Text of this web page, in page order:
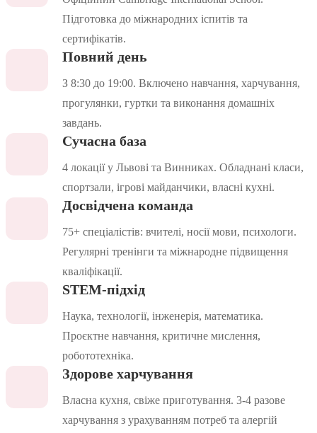
Підготовка до міжнародних іспитів та
сертифікатів.
Повний день
З 8:30 до 19:00. Включено навчання, харчування,
прогулянки, гуртки та виконання домашніх
завдань.
Сучасна база
4 локації у Львові та Винниках. Обладнані класи,
спортзали, ігрові майданчики, власні кухні.
Досвідчена команда
75+ спеціалістів: вчителі, носії мови, психологи.
Регулярні тренінги та міжнародне підвищення
кваліфікації.
STEM-підхід
Наука, технології, інженерія, математика.
Проєктне навчання, критичне мислення,
робототехніка.
Здорове харчування
Власна кухня, свіже приготування. 3-4 разове
харчування з урахуванням потреб та алергій